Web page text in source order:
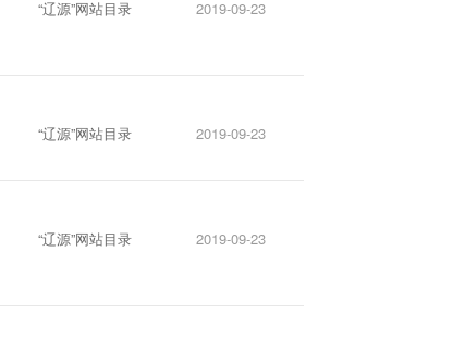
“辽源”网站目录 2019-09-23
“辽源”网站目录 2019-09-23
“辽源”网站目录 2019-09-23